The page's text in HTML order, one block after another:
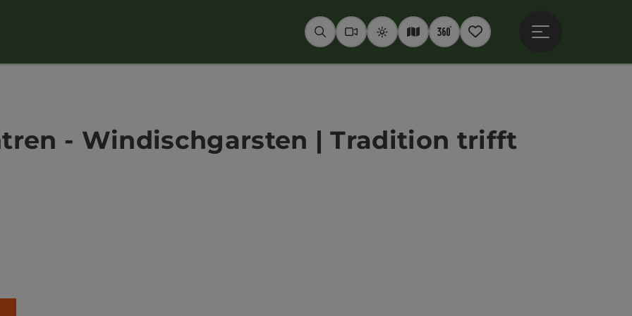
SuchenWebcams
WetterInteraktive Karte
360° Panoramen
Merkzettel
- Windischgarsten | Tradition trifft